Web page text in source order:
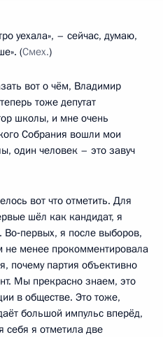
уехала», – сейчас, думаю,
(Смех.)
вот о чём, Владимир
тоже депутат
школы, и мне очень
Собрания вошли мои
один человек – это завуч
вот что отметить. Для
шёл как кандидат, я
я после выборов,
не менее прокомментировала
почему партия объективно
Мы прекрасно знаем, это
в обществе. Это тоже,
большой импульс вперёд,
я отметила две